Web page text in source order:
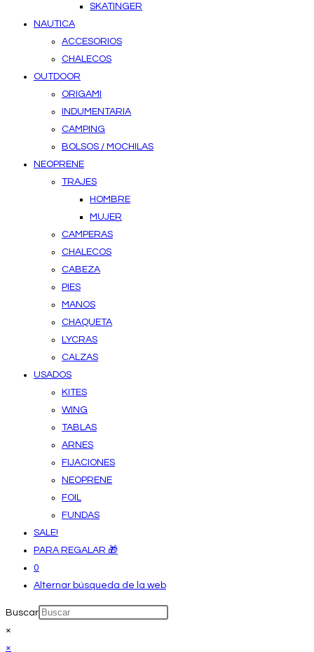
SKATINGER
NAUTICA
ACCESORIOS
CHALECOS
OUTDOOR
ORIGAMI
INDUMENTARIA
CAMPING
BOLSOS / MOCHILAS
NEOPRENE
TRAJES
HOMBRE
MUJER
CAMPERAS
CHALECOS
CABEZA
PIES
MANOS
CHAQUETA
LYCRAS
CALZAS
USADOS
KITES
WING
TABLAS
ARNES
FIJACIONES
NEOPRENE
FOIL
FUNDAS
SALE!
PARA REGALAR 🎁
0
Alternar búsqueda de la web
Buscar
×
×